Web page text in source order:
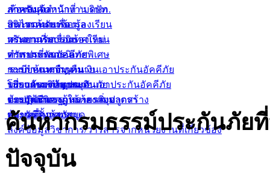
สำหรับเจ้าหน้าที่ / บริษัท
ภาคบังคับ
สินไหมทดแทน
ห้องสมุดสำนักงาน คปภ.
บริการค้นหาข้อมูล
ทรัพยากรสารนิเทศใหม่
ทรัพยากรสารนิเทศพิเศษ
ระเบียบการยืม-คืน
บริการของห้องสมุด
ข้อปฏิบัติของผู้ใช้ห้องสมุด
สถานที่ตั้งห้องสมุด
ลิ้งค์ข้อมูลวิชาการ/วารสารจากหน่วยงานที่เกี่ยวข้อง
กระดานรับเรื่องร้องเรียน
กระดานรับเรื่องร้องเรียน
คำถามที่พบบ่อย
คำถามที่พบบ่อย
การประกันอัคคีภัย
การกำหนดจำนวนเงินเอาประกันอัคคีภัย
โปรแกรมคำนวณเงินเอาประกันอัคคีภัย
ตารางมาตรฐานราคาสิ่งปลูกสร้าง
ข้อมูลที่ควรทราบ
ระบบค้นหากฏหมาย
ระบบค้นหากฏหมาย
ระบบค้นหากฏหมายรายมาตรา
เกี่ยวกับบริษัทประกันภัย
ประกันชีวิต
ประกันวินาศภัย
ค้นหากรมธรรม์ประกันภัย
ปัจจุบัน